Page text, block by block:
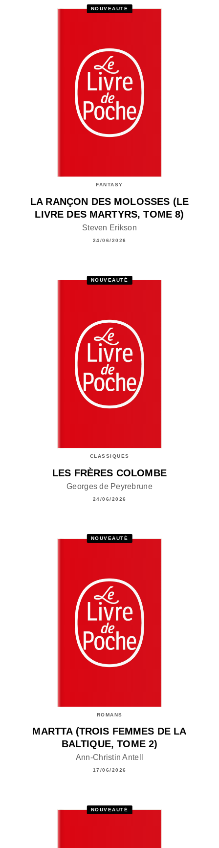
NOUVEAUTÉ
FANTASY
LA RANÇON DES MOLOSSES (LE
LIVRE DES MARTYRS, TOME 8)
Steven Erikson
24/06/2026
NOUVEAUTÉ
CLASSIQUES
LES FRÈRES COLOMBE
Georges de Peyrebrune
24/06/2026
NOUVEAUTÉ
ROMANS
MARTTA (TROIS FEMMES DE LA
BALTIQUE, TOME 2)
Ann-Christin Antell
17/06/2026
NOUVEAUTÉ